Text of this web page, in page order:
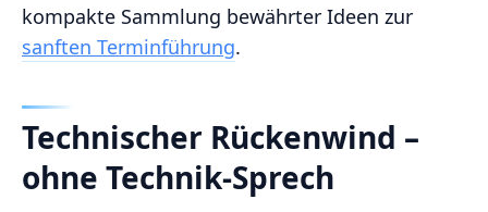
kompakte Sammlung bewährter Ideen zur
sanften Terminführung.
Technischer Rückenwind –
ohne Technik-Sprech